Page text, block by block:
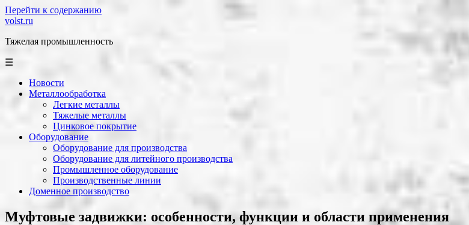
Перейти к содержанию
volst.ru
Тяжелая промышленность
☰
Новости
Металлообработка
Легкие металлы
Тяжелые металлы
Цинковое покрытие
Оборудование
Оборудование для производства
Оборудование для литейного производства
Промышленное оборудование
Производственные линии
Доменное производство
Муфтовые задвижки: особенности, функции и области применения